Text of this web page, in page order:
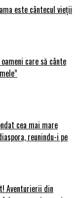
este cântecul vieții
care să cânte
cea mai mare
reunindu-i pe
Aventurierii din